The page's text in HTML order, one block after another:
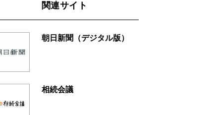
関連サイト
朝日新聞（デジタル版）
相続会議